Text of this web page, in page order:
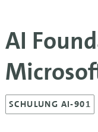
AI
SCHULUNG AI-901